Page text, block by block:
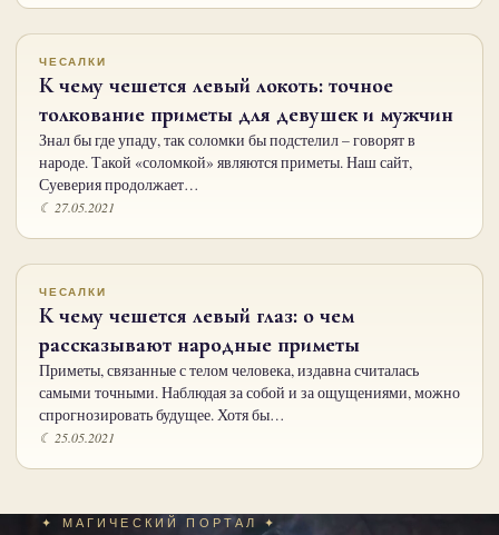
ЧЕСАЛКИ
К чему чешется левый локоть: точное
толкование приметы для девушек и мужчин
Знал бы где упаду, так соломки бы подстелил – говорят в
народе. Такой «соломкой» являются приметы. Наш сайт,
Суеверия продолжает…
☾ 27.05.2021
ЧЕСАЛКИ
К чему чешется левый глаз: о чем
рассказывают народные приметы
Приметы, связанные с телом человека, издавна считалась
самыми точными. Наблюдая за собой и за ощущениями, можно
спрогнозировать будущее. Хотя бы…
☾ 25.05.2021
✦ МАГИЧЕСКИЙ ПОРТАЛ ✦